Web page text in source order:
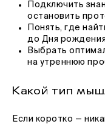
Подключить
остановить
Понять, где
до Дня
Выбрать
на утреннюю
Какой тип
Если коротко —